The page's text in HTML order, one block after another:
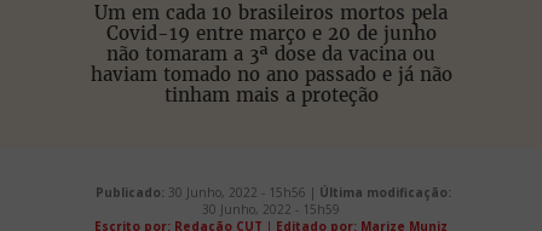
Um em cada 10 brasileiros mortos pela
Covid-19 entre março e 20 de junho
não tomaram a 3ª dose da vacina ou
haviam tomado no ano passado e já não
tinham mais a proteção
Publicado: 30 Junho, 2022 - 15h56 | Última modificação:
30 Junho, 2022 - 15h59
Escrito por: Redação CUT | Editado por: Marize Muniz